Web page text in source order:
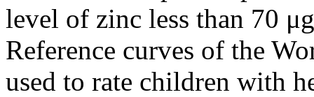
level of zinc less than 70
Reference curves of the
used to rate children with